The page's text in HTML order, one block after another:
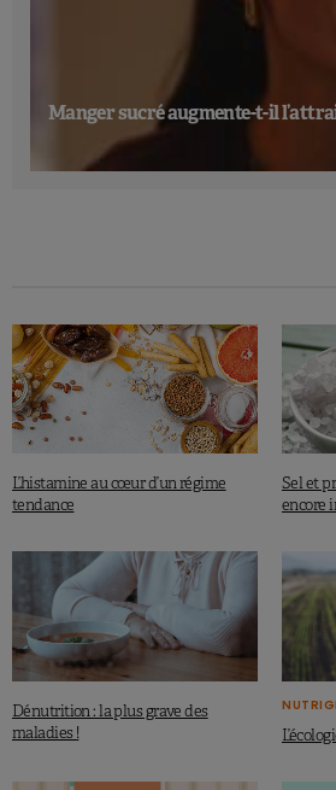
Manger sucré augmente-t-il
L’histamine au cœur d’un régime
tendance
Sel et
encore
Dénutrition : la plus grave des
maladies !